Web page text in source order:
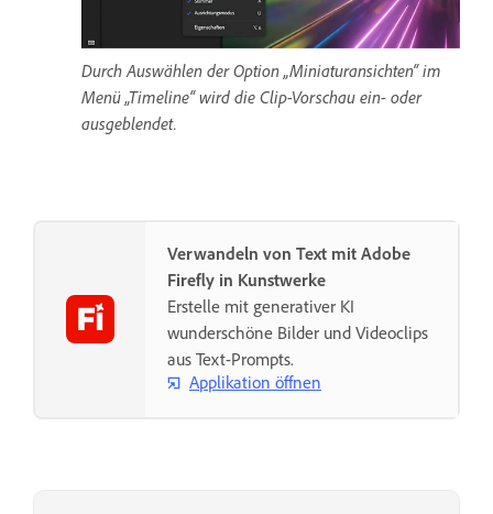
Durch Auswählen der Option „Miniaturansichten“ im
Menü „Timeline“ wird die Clip-Vorschau ein- oder
ausgeblendet.
Verwandeln von Text mit Adobe
Firefly in Kunstwerke
Erstelle mit generativer KI
wunderschöne Bilder und Videoclips
aus Text-Prompts.
Applikation öffnen